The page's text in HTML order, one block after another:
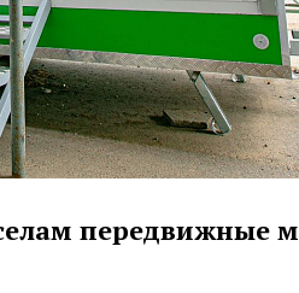
передвижные